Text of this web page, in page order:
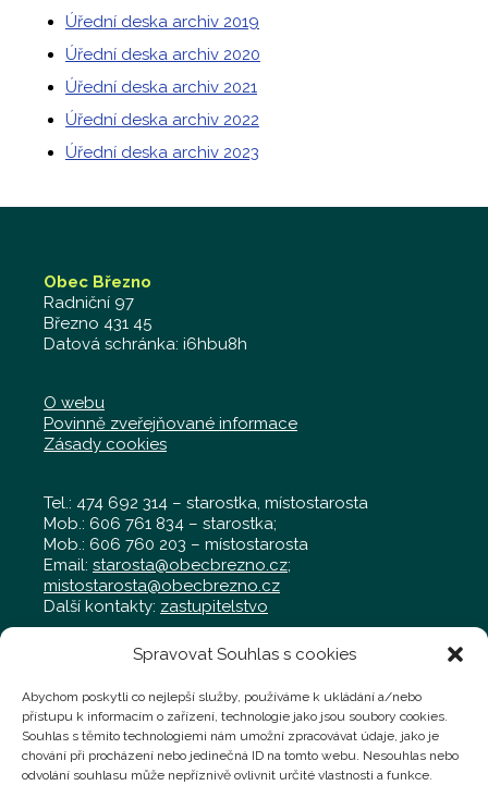
Spravovat Souhlas s cookies
Abychom poskytli co nejlepší služby, používáme k ukládání a/nebo
přístupu k informacím o zařízení, technologie jako jsou soubory cookies.
Souhlas s těmito technologiemi nám umožní zpracovávat údaje, jako je
chování při procházení nebo jedinečná ID na tomto webu. Nesouhlas nebo
odvolání souhlasu může nepříznivě ovlivnit určité vlastnosti a funkce.
Úřední deska archiv 2019
Úřední deska archiv 2020
Úřední deska archiv 2021
Úřední deska archiv 2022
Úřední deska archiv 2023
Obec Březno
Radniční 97
Březno 431 45
Datová schránka: i6hbu8h
O webu
Povinně zveřejňované informace
Zásady cookies
Tel.: 474 692 314 – starostka, místostarosta
Mob.: 606 761 834 – starostka;
Mob.: 606 760 203 – místostarosta
Email: starosta@obecbrezno.cz;
mistostarosta@obecbrezno.cz
Další kontakty: zastupitelstvo
Obecní úřad Březno
Tel.: 474 692 011 – kancelář
Mob.: 702 019 929 – kancelář
Mob.: 724 769 058 – technik,
technik@obecbrezno.cz